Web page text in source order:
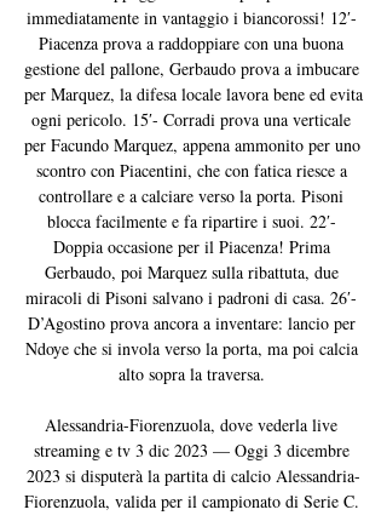
immediatamente in vantaggio i biancorossi! 12′-
Piacenza prova a raddoppiare con una buona
gestione del pallone, Gerbaudo prova a imbucare
per Marquez, la difesa locale lavora bene ed evita
ogni pericolo. 15′- Corradi prova una verticale
per Facundo Marquez, appena ammonito per uno
scontro con Piacentini, che con fatica riesce a
controllare e a calciare verso la porta. Pisoni
blocca facilmente e fa ripartire i suoi. 22′-
Doppia occasione per il Piacenza! Prima
Gerbaudo, poi Marquez sulla ribattuta, due
miracoli di Pisoni salvano i padroni di casa. 26′-
D’Agostino prova ancora a inventare: lancio per
Ndoye che si invola verso la porta, ma poi calcia
alto sopra la traversa.
Alessandria-Fiorenzuola, dove vederla live
streaming e tv 3 dic 2023 — Oggi 3 dicembre
2023 si disputerà la partita di calcio Alessandria-
Fiorenzuola, valida per il campionato di Serie C.